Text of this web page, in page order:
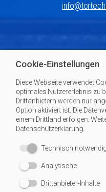
Sie haben Interesse an
möchten ein Angebot
gehen genau auf Ihre
praktikable und
Cookie-Einstellungen
Diese Webseite verwendet
optimales Nutzererlebnis zu
Drittanbietern werden nur
Option aktiviert ist. Die
einem Drittland erfolgen.
Datenschutzerklärung.
Technisch
Analytische
Drittanbieter-Inhalte